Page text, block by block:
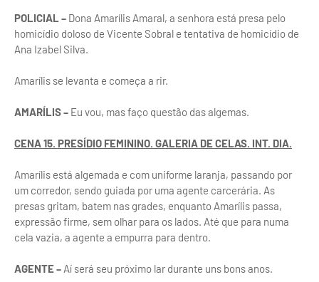
POLICIAL – Dona Amarílis Amaral, a senhora está presa pelo
homicídio doloso de Vicente Sobral e tentativa de homicídio de
Ana Izabel Silva.
Amarílis se levanta e começa a rir.
AMARÍLIS – Eu vou, mas faço questão das algemas.
CENA 15. PRESÍDIO FEMININO. GALERIA DE CELAS. INT. DIA.
Amarílis está algemada e com uniforme laranja, passando por
um corredor, sendo guiada por uma agente carcerária. As
presas gritam, batem nas grades, enquanto Amarílis passa,
expressão firme, sem olhar para os lados. Até que para numa
cela vazia, a agente a empurra para dentro.
AGENTE – Aí será seu próximo lar durante uns bons anos.